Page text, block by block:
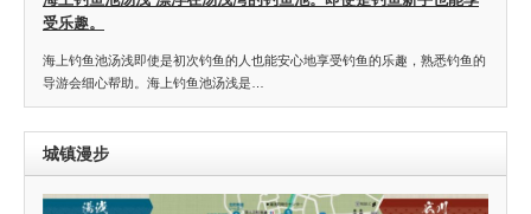
受乐趣。
海上钓鱼池汤浅即使是初次钓鱼的人也能安心地享受钓鱼的乐趣，熟悉钓鱼的
导游会细心帮助。海上钓鱼池汤浅是…
城镇漫步